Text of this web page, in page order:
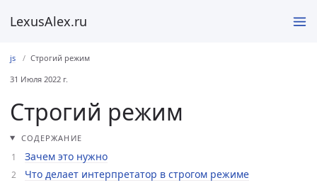
LexusAlex.ru
js
Строгий режим
31 Июля 2022 г.
Строгий режим
СОДЕРЖАНИЕ
Зачем это нужно
Что делает интерпретатор в строгом режиме